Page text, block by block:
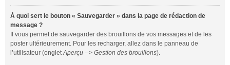
À quoi sert le bouton « Sauvegarder » dans la page de rédaction de
message ?
Il vous permet de sauvegarder des brouillons de vos messages et de les
poster ultérieurement. Pour les recharger, allez dans le panneau de
l’utilisateur (ongletAperçu --> Gestion des brouillons).